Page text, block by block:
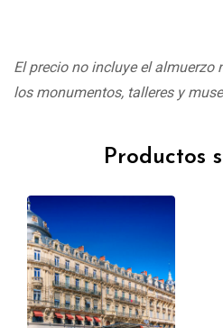
El precio no incluye el almuerzo
los monumentos, talleres y
Productos